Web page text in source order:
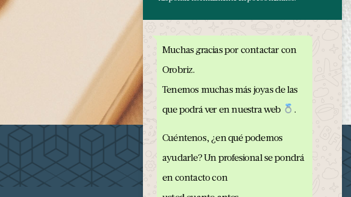
Muchas gracias por contactar con
Orobriz.
Tenemos muchas más joyas de las
que podrá ver en nuestra web
.
Cuéntenos, ¿en qué podemos
ayudarle? Un profesional se pondrá
en contacto con